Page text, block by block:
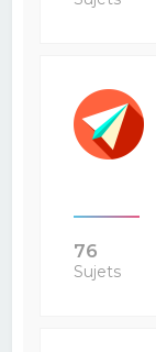
76
Sujets